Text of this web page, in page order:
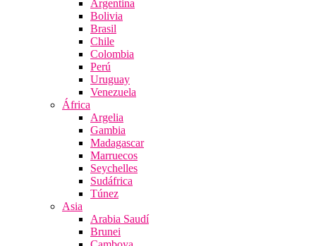
Argentina
Bolivia
Brasil
Chile
Colombia
Perú
Uruguay
Venezuela
África
Argelia
Gambia
Madagascar
Marruecos
Seychelles
Sudáfrica
Túnez
Asia
Arabia Saudí
Brunei